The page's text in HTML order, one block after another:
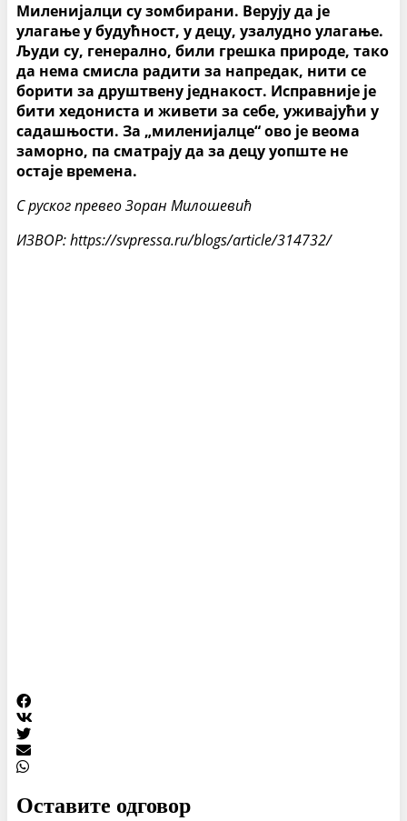
Миленијалци су зомбирани. Верују да је
улагање у будућност, у децу, узалудно улагање.
Људи су, генерално, били грешка природе, тако
да нема смисла радити за напредак, нити се
борити за друштвену једнакост. Исправније је
бити хедониста и живети за себе, уживајући у
садашњости. За „миленијалце“ ово је веома
заморно, па сматрају да за децу уопште не
остаје времена.
С руског превео Зоран Милошевић
ИЗВОР: https://svpressa.ru/blogs/article/314732/
Оставите одговор